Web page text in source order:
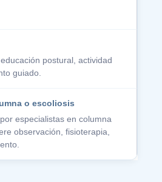
postural, actividad
guiado.
especialistas en columna
observación, fisioterapia,